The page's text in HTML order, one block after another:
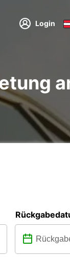
Login